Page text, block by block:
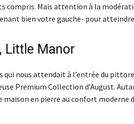
compris. Mais attention à la
bien votre gauche- pour
Little Manor
qui nous attendait à l’entrée du
Premium Collection d’August.
en pierre au confort moderne